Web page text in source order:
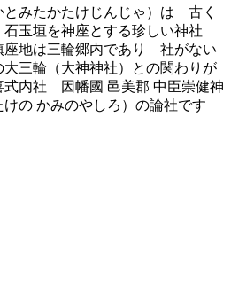
とみたかたけじんじゃ）は 古く
玉垣を神座とする珍しい神社
地は三輪郷内であり 社がない
三輪（大神神社）との関わりが
内社 因幡國 邑美郡 中臣崇健神
の かみのやしろ）の論社です